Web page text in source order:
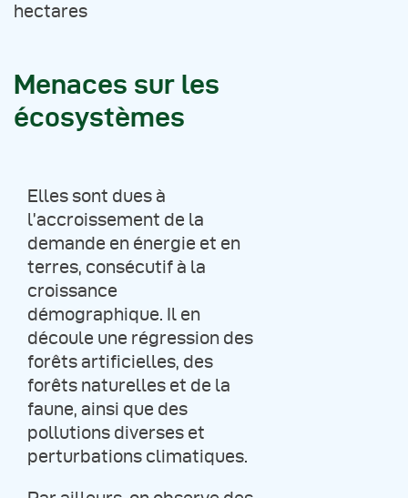
hectares
Menaces sur les
écosystèmes
Elles sont dues à
l’accroissement de la
demande en énergie et en
terres, consécutif à la
croissance
démographique. Il en
découle une régression des
forêts artificielles, des
forêts naturelles et de la
faune, ainsi que des
pollutions diverses et
perturbations climatiques.